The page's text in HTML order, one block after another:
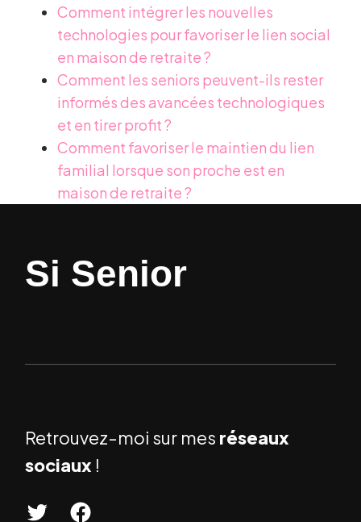
Comment intégrer les nouvelles
technologies pour favoriser le lien social
en maison de retraite ?
Comment les seniors peuvent-ils rester
informés des avancées technologiques
et en tirer profit ?
Comment favoriser le maintien du lien
familial lorsque son proche est en
maison de retraite ?
Si Senior
Retrouvez-moi sur mes réseaux
sociaux !